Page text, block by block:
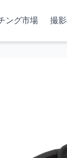
ング市場 撮